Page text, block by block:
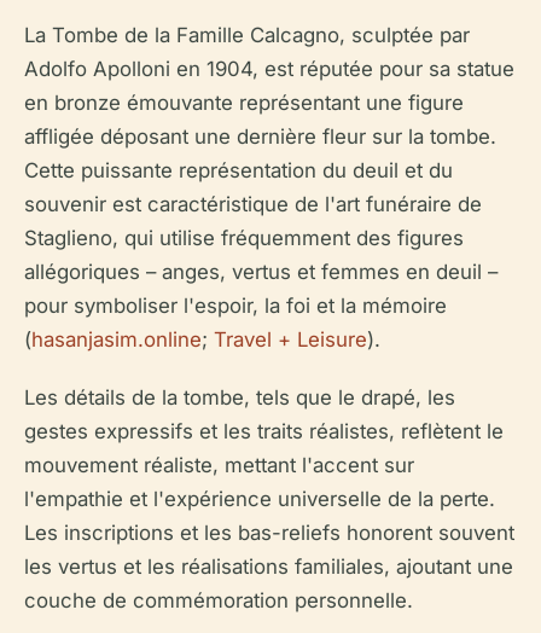
La Tombe de la Famille Calcagno, sculptée par
Adolfo Apolloni en 1904, est réputée pour sa statue
en bronze émouvante représentant une figure
affligée déposant une dernière fleur sur la tombe.
Cette puissante représentation du deuil et du
souvenir est caractéristique de l'art funéraire de
Staglieno, qui utilise fréquemment des figures
allégoriques – anges, vertus et femmes en deuil –
pour symboliser l'espoir, la foi et la mémoire
(hasanjasim.online; Travel + Leisure).
Les détails de la tombe, tels que le drapé, les
gestes expressifs et les traits réalistes, reflètent le
mouvement réaliste, mettant l'accent sur
l'empathie et l'expérience universelle de la perte.
Les inscriptions et les bas-reliefs honorent souvent
les vertus et les réalisations familiales, ajoutant une
couche de commémoration personnelle.